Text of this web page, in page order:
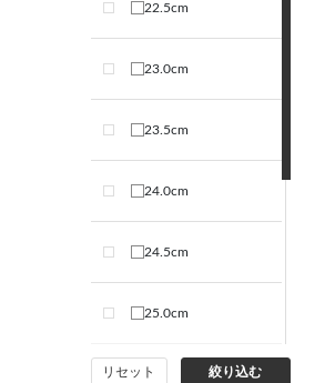
22.5cm
23.0cm
23.5cm
24.0cm
24.5cm
25.0cm
S
リセット 絞り込む